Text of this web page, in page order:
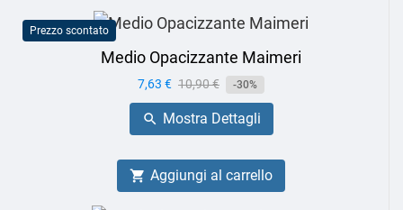
Prezzo scontato
Medio Opacizzante Maimeri
Prezzo
7,63 € Prezzo
base
10,90 € -30%
 Mostra Dettagli
 Aggiungi al carrello